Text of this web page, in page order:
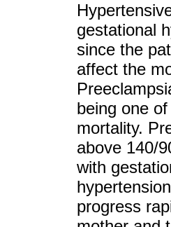
gestational
since the
affect the
being one
mortality.
above 140/
with
progress